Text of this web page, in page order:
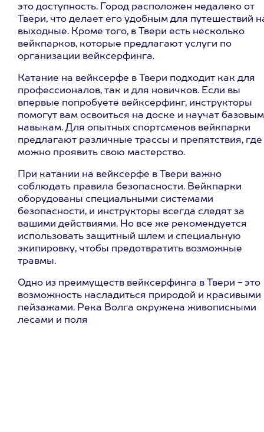
это доступность. Город расположен недалеко от
Твери, что делает его удобным для путешествий
выходные. Кроме того, в Твери есть несколько
вейкпарков, которые предлагают услуги по
организации вейксерфинга.
Катание на вейксерфе в Твери подходит как для
профессионалов, так и для новичков. Если вы
впервые попробуете вейксерфинг, инструкторы
помогут вам освоиться на доске и научат базовым
навыкам. Для опытных спортсменов вейкпарки
предлагают различные трассы и препятствия, где
можно проявить свою мастерство.
При катании на вейксерфе в Твери важно
соблюдать правила безопасности. Вейкпарки
оборудованы специальными системами
безопасности, и инструкторы всегда следят за
вашими действиями. Но все же рекомендуется
использовать защитный шлем и специальную
экипировку, чтобы предотвратить возможные
травмы.
Одно из преимуществ вейксерфинга в Твери - это
возможность насладиться природой и красивыми
пейзажами. Река Волга окружена живописными
лесами и поля